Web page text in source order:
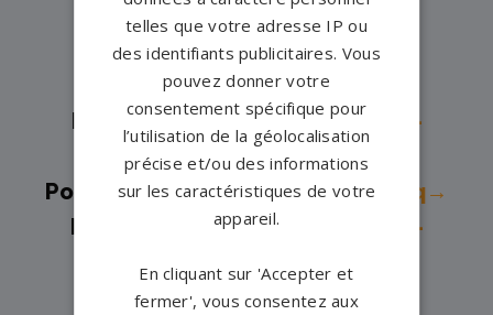
Jouarre→
Pompes funèbres -Lagny-sur-
Marne→
Pompes funèbres - Le Mée-sur-
Seine→
Pompes funèbres -Lizy-sur-Ourcq→
Pompes funèbres -
Mareuil-lès-
Meaux→
Pompes funèbres -Meaux→
telles que votre adresse IP ou
des identifiants publicitaires. Vous
pouvez donner votre
consentement spécifique pour
l’utilisation de la géolocalisation
précise et/ou des informations
sur les caractéristiques de votre
appareil.
En cliquant sur 'Accepter et
fermer', vous consentez aux